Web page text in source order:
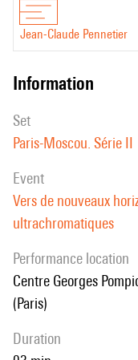
Jean-Claude Pennetier
information
set
Paris-Moscou. Série II
event
Vers de nouveaux
ultrachromatiques
performance location
Centre Georges Pompidou, Grande galerie – 5ème étage
(Paris)
duration